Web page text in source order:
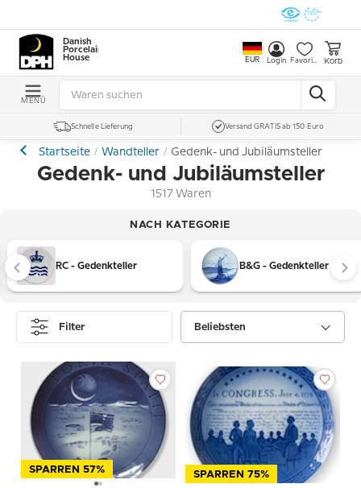
Danish
Porcelain
House
EUR Login Favoriten Korb
MENÜ
Schnelle Lieferung Versand GRATIS ab 150 Euro
Startseite Wandteller Gedenk- und Jubiläumsteller
Gedenk- und Jubiläumsteller
1517 Waren
NACH KATEGORIE
RC - Gedenkteller B&G - Gedenkteller
Filter Beliebsten
SPARREN 57% SPARREN 75%